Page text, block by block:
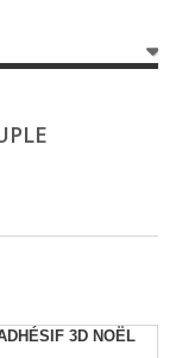
3D NOËL